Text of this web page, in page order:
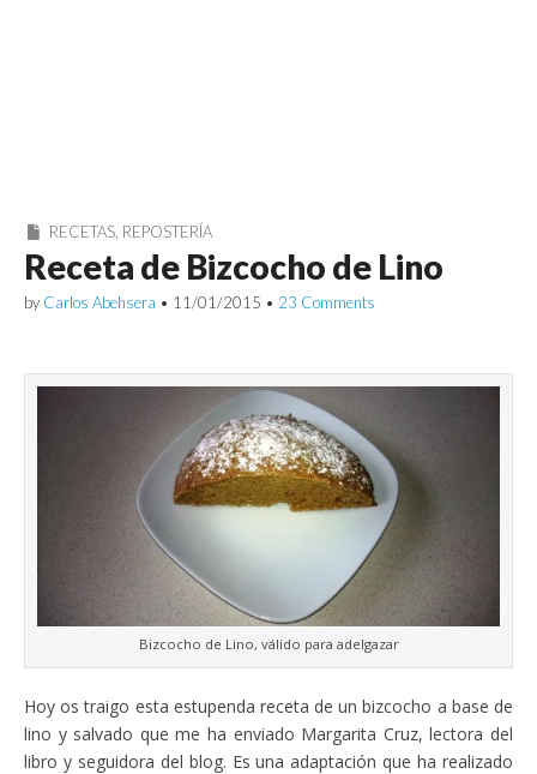
RECETAS REPOSTERÍA
Receta de Bizcocho de Lino
by Carlos Abehsera • 11/01/2015 • 23 Comments
Bizcocho de Lino, válido para adelgazar
Hoy os traigo esta estupenda receta de un bizcocho a base de
lino y salvado que me ha enviado Margarita Cruz, lectora del
libro y seguidora del blog. Es una adaptación que ha realizado